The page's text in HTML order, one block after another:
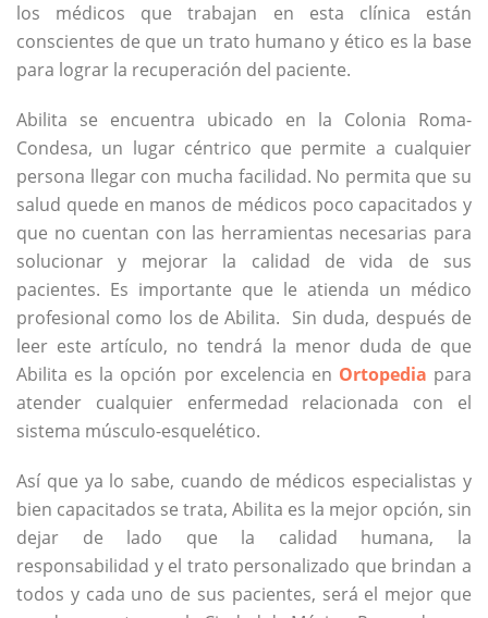
los médicos que trabajan en esta clínica están
conscientes de que un trato humano y ético es la base
para lograr la recuperación del paciente.
Abilita se encuentra ubicado en la Colonia Roma-
Condesa, un lugar céntrico que permite a cualquier
persona llegar con mucha facilidad. No permita que su
salud quede en manos de médicos poco capacitados y
que no cuentan con las herramientas necesarias para
solucionar y mejorar la calidad de vida de sus
pacientes. Es importante que le atienda un médico
profesional como los de Abilita. Sin duda, después de
leer este artículo, no tendrá la menor duda de que
Abilita es la opción por excelencia en Ortopedia para
atender cualquier enfermedad relacionada con el
sistema músculo-esquelético.
Así que ya lo sabe, cuando de médicos especialistas y
bien capacitados se trata, Abilita es la mejor opción, sin
dejar de lado que la calidad humana, la
responsabilidad y el trato personalizado que brindan a
todos y cada uno de sus pacientes, será el mejor que